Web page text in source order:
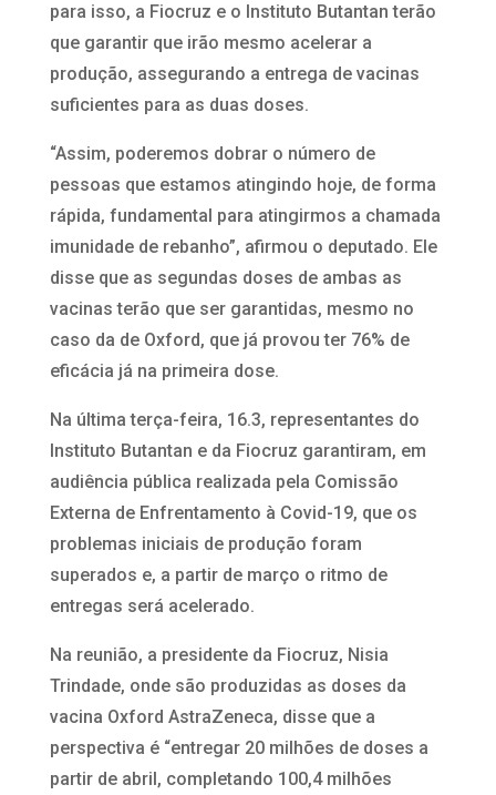
para isso, a Fiocruz e o Instituto Butantan terão
que garantir que irão mesmo acelerar a
produção, assegurando a entrega de vacinas
suficientes para as duas doses.
“Assim, poderemos dobrar o número de
pessoas que estamos atingindo hoje, de forma
rápida, fundamental para atingirmos a chamada
imunidade de rebanho”, afirmou o deputado. Ele
disse que as segundas doses de ambas as
vacinas terão que ser garantidas, mesmo no
caso da de Oxford, que já provou ter 76% de
eficácia já na primeira dose.
Na última terça-feira, 16.3, representantes do
Instituto Butantan e da Fiocruz garantiram, em
audiência pública realizada pela Comissão
Externa de Enfrentamento à Covid-19, que os
problemas iniciais de produção foram
superados e, a partir de março o ritmo de
entregas será acelerado.
Na reunião, a presidente da Fiocruz, Nisia
Trindade, onde são produzidas as doses da
vacina Oxford AstraZeneca, disse que a
perspectiva é “entregar 20 milhões de doses a
partir de abril, completando 100,4 milhões